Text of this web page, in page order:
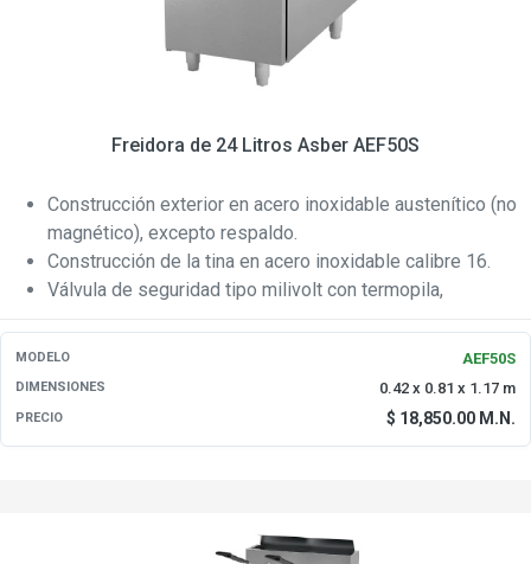
Freidora de 24 Litros Asber AEF50S
Construcción exterior en acero inoxidable austenítico (no
magnético), excepto respaldo.
Construcción de la tina en acero inoxidable calibre 16.
Válvula de seguridad tipo milivolt con termopila,
MODELO AEF50S
DIMENSIONES 0.42 x 0.81 x 1.17 m
PRECIO $ 18,850.00 M.N.